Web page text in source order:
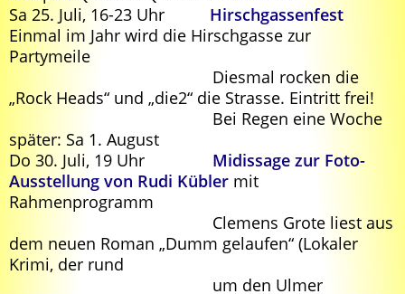
Sa 25. Juli, 16-23 Uhr Hirschgassenfest
Einmal im Jahr wird die Hirschgasse zur
Partymeile
Diesmal rocken die
„Rock Heads“ und „die2“ die Strasse. Eintritt frei!
Bei Regen eine Woche
später: Sa 1. August
Do 30. Juli, 19 Uhr Midissage zur Foto-
Ausstellung von Rudi Kübler mit
Rahmenprogramm
Clemens Grote liest aus
dem neuen Roman „Dumm gelaufen“ (Lokaler
Krimi, der rund
um den Ulmer